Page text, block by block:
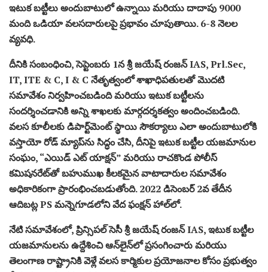
ఇటుక బట్టీలు అందుబాటులో ఉన్నాయి మరియు దాదాపు 9000
మంది ఒడియా వలసదారులపై ప్రభావం చూపుతాయి. 6-8 నెలల
వ్యవధి.
దీనికి సంబంధించి, సెప్టెంబరు 1న శ్రీ జయేష్ రంజన్ IAS, Prl.Sec,
IT, ITE & C, I & C నేతృత్వంలో శాఖాధిపతులతో మొదటి
సమావేశం నిర్వహించబడింది మరియు ఇటుక బట్టీలను
సందర్శించడానికి అన్ని శాఖలకు మార్గదర్శకత్వం అందించబడింది.
వలస కూలీలకు డిపార్ట్‌మెంట్ స్థాయి సౌకర్యాలు ఎలా అందుబాటులోకి
వస్తాయో రోడ్ మ్యాప్‌ను సిద్ధం చేసి, దీనిపై ఇటుక బట్టీల యజమానుల
సంఘం, “ఎయిడ్ ఎట్ యాక్షన్” మరియు రాచకొండ పోలీస్
కమిషనరేట్‌తో బహుముఖ కీలకమైన వాటాదారుల సమావేశం
అధికారికంగా ప్రారంభించబడుతోంది. 2022 డిసెంబర్ 2వ తేదీన
ఆదిబట్ల PS మన్నెగూడలోని వేద ఫంక్షన్ హాల్‌లో.
నేటి సమావేశంలో, ప్రిన్సిపల్ సెసీ శ్రీ జయేష్ రంజన్ IAS, ఇటుక బట్టీల
యజమానులను ఉద్దేశించి ఆన్‌లైన్‌లో ప్రసంగించారు మరియు
తెలంగాణ రాష్ట్రానికి వెళ్లే వలస కార్మికుల ప్రయోజనాల కోసం ప్రభుత్వం